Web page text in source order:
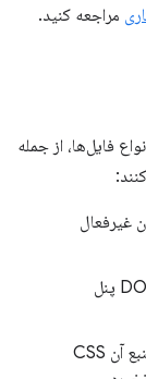
مراجعه کنید.
فایل‌ها، از جمله
غیرفعال
ویرایش کنید و منبع آن CSS